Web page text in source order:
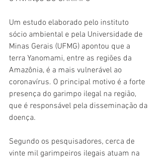
Um estudo elaborado pelo instituto
sócio ambiental e pela Universidade de
Minas Gerais (UFMG) apontou que a
terra Yanomami, entre as regiões da
Amazônia, é a mais vulnerável ao
coronavírus. O principal motivo é a forte
presença do garimpo ilegal na região,
que é responsável pela disseminação da
doença.
Segundo os pesquisadores, cerca de
vinte mil garimpeiros ilegais atuam na